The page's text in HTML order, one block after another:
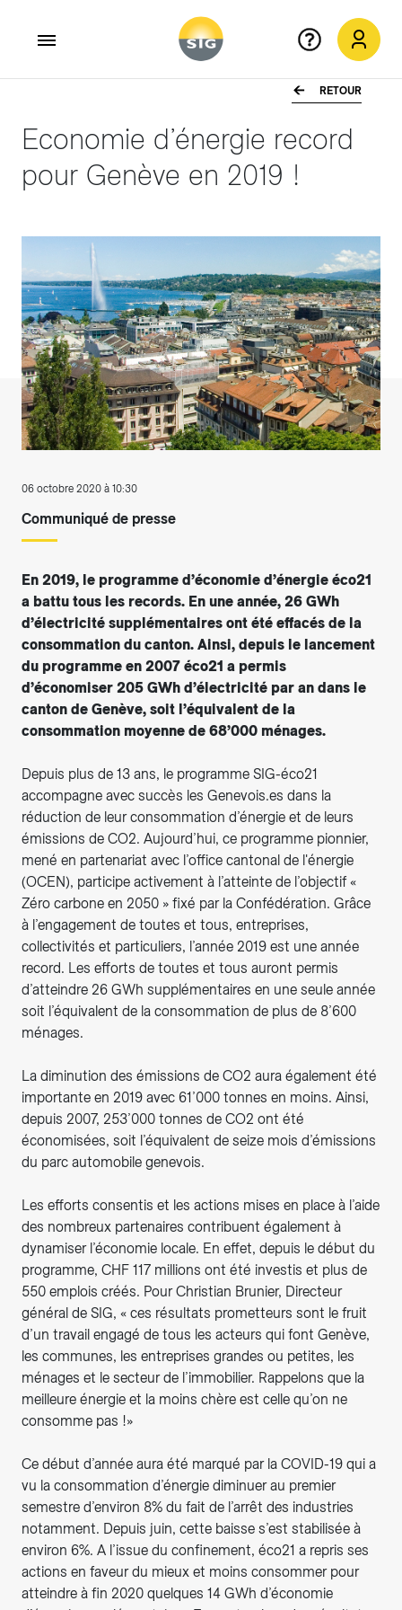
RETOUR
Economie d’énergie record
pour Genève en 2019 !
06 octobre 2020 à 10:30
Communiqué de presse
En 2019, le programme d’économie d’énergie éco21
a battu tous les records. En une année, 26 GWh
d’électricité supplémentaires ont été effacés de la
consommation du canton. Ainsi, depuis le lancement
du programme en 2007 éco21 a permis
d’économiser 205 GWh d’électricité par an dans le
canton de Genève, soit l’équivalent de la
consommation moyenne de 68’000 ménages.
Depuis plus de 13 ans, le programme SIG-éco21
accompagne avec succès les Genevois.es dans la
réduction de leur consommation d’énergie et de leurs
émissions de CO2. Aujourd’hui, ce programme pionnier,
mené en partenariat avec l’office cantonal de l'énergie
(OCEN), participe activement à l’atteinte de l’objectif «
Zéro carbone en 2050 » fixé par la Confédération. Grâce
à l’engagement de toutes et tous, entreprises,
collectivités et particuliers, l’année 2019 est une année
record. Les efforts de toutes et tous auront permis
d’atteindre 26 GWh supplémentaires en une seule année
soit l’équivalent de la consommation de plus de 8’600
ménages.
La diminution des émissions de CO2 aura également été
importante en 2019 avec 61’000 tonnes en moins. Ainsi,
depuis 2007, 253’000 tonnes de CO2 ont été
économisées, soit l’équivalent de seize mois d’émissions
du parc automobile genevois.
Les efforts consentis et les actions mises en place à l’aide
des nombreux partenaires contribuent également à
dynamiser l’économie locale. En effet, depuis le début du
programme, CHF 117 millions ont été investis et plus de
550 emplois créés. Pour Christian Brunier, Directeur
général de SIG, « ces résultats prometteurs sont le fruit
d’un travail engagé de tous les acteurs qui font Genève,
les communes, les entreprises grandes ou petites, les
ménages et le secteur de l’immobilier. Rappelons que la
meilleure énergie et la moins chère est celle qu’on ne
consomme pas !»
Ce début d’année aura été marqué par la COVID-19 qui a
vu la consommation d’énergie diminuer au premier
semestre d’environ 8% du fait de l’arrêt des industries
notamment. Depuis juin, cette baisse s’est stabilisée à
environ 6%. A l’issue du confinement, éco21 a repris ses
actions en faveur du mieux et moins consommer pour
atteindre à fin 2020 quelques 14 GWh d’économie